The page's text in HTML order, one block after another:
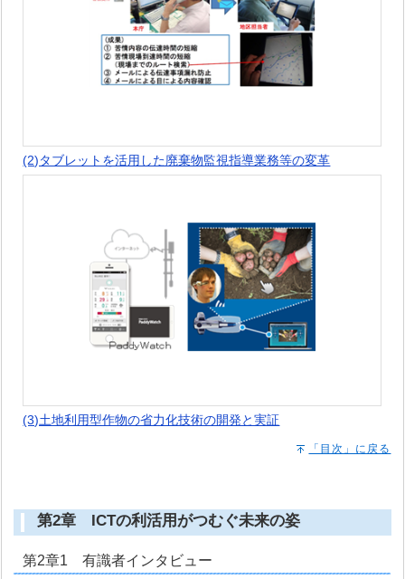
(2)タブレットを活用した廃棄物監視指導業務等の変革
(3)土地利用型作物の省力化技術の開発と実証
「目次」に戻る
第2章 ICTの利活用がつむぐ未来の姿
第2章1 有識者インタビュー